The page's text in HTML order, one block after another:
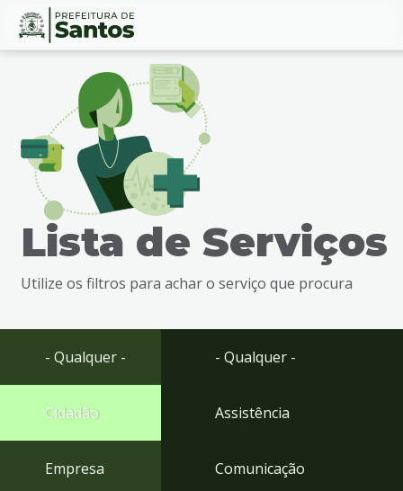
Ir
busca
Ir
rodapé
Conteúdo
Lista de Serviços
Utilize os filtros para achar o serviço que procura
- Qualquer -
Cidadão
Empresa
- Qualquer -
Assistência
Comunicação